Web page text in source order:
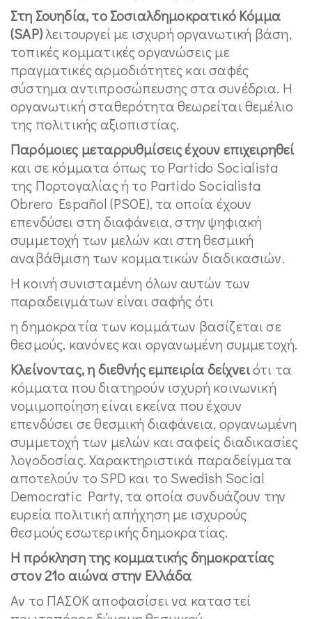
Στη Σουηδία, το Σοσιαλδημοκρατικό Κόμμα
(SAP)λειτουργεί με ισχυρή οργανωτική βάση,
τοπικές κομματικές οργανώσεις με
πραγματικές αρμοδιότητες και σαφές
σύστημα αντιπροσώπευσης στα συνέδρια. Η
οργανωτική σταθερότητα θεωρείται θεμέλιο
της πολιτικής αξιοπιστίας.
Παρόμοιες μεταρρυθμίσεις έχουν επιχειρηθεί
και σε κόμματα όπως το Partido Socialista
της Πορτογαλίας ή το Partido Socialista
Obrero Español (PSOE), τα οποία έχουν
επενδύσει στη διαφάνεια, στην ψηφιακή
συμμετοχή των μελών και στη θεσμική
αναβάθμιση των κομματικών διαδικασιών.
Η κοινή συνισταμένη όλων αυτών των
παραδειγμάτων είναι σαφής ότι
η δημοκρατία των κομμάτων βασίζεται σε
θεσμούς, κανόνες και οργανωμένη συμμετοχή.
Κλείνοντας, η διεθνής εμπειρία δείχνειότι τα
κόμματα που διατηρούν ισχυρή κοινωνική
νομιμοποίηση είναι εκείνα που έχουν
επενδύσει σε θεσμική διαφάνεια, οργανωμένη
συμμετοχή των μελών και σαφείς διαδικασίες
λογοδοσίας. Χαρακτηριστικά παραδείγματα
αποτελούν το SPD και το Swedish Social
Democratic Party, τα οποία συνδυάζουν την
ευρεία πολιτική απήχηση με ισχυρούς
θεσμούς εσωτερικής δημοκρατίας.
Η πρόκληση της κομματικής δημοκρατίας
στον 21ο αιώνα στην Ελλάδα
Αν το ΠΑΣΟΚ αποφασίσει να καταστεί